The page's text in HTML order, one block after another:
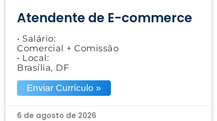
Atendente de E-commerce
• Salário:
Comercial + Comissão
• Local:
Brasília, DF
Enviar Currículo »
6 de agosto de 2026